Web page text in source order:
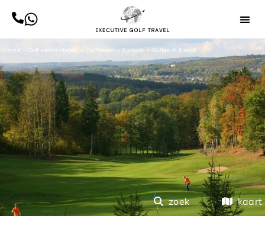
Home Zelf samenstellen Golfreizen Europa Golfen in België
zoek kaart